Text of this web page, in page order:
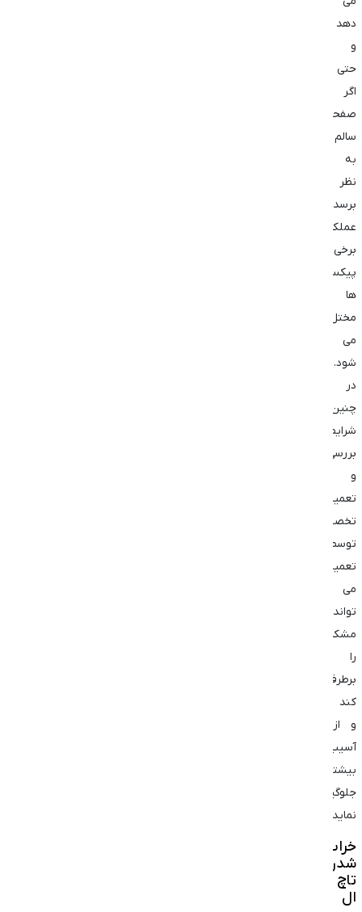
‌دهد
و
حتی
اگر
صفحه
سالم
به
نظر
برسد،
عملکرد
برخی
پیکسل
‌ها
مختل
می
‌شود.
در
چنین
شرایطی،
بررسی
و
تعمیر
تخصصی
توسط
تعمیرکار
می
‌تواند
مشکل
را
برطرف
کند
و از
آسیب
بیشتر
جلوگیری
نماید.
خراب
شدن
تاچ
ال